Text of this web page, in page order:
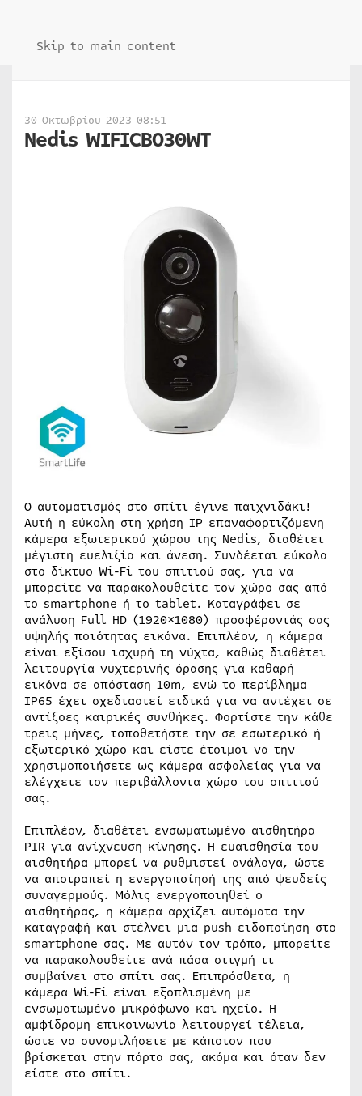
Skip to main content
30 Οκτωβρίου 2023 08:51
Nedis WIFICBO30WT
Ο αυτοματισμός στο σπίτι έγινε παιχνιδάκι!
Αυτή η εύκολη στη χρήση IP επαναφορτιζόμενη
κάμερα εξωτερικού χώρου της Nedis, διαθέτει
μέγιστη ευελιξία και άνεση. Συνδέεται εύκολα
στο δίκτυο Wi-Fi του σπιτιού σας, για να
μπορείτε να παρακολουθείτε τον χώρο σας από
το smartphone ή το tablet. Καταγράφει σε
ανάλυση Full HD (1920×1080) προσφέροντάς σας
υψηλής ποιότητας εικόνα. Επιπλέον, η κάμερα
είναι εξίσου ισχυρή τη νύχτα, καθώς διαθέτει
λειτουργία νυχτερινής όρασης για καθαρή
εικόνα σε απόσταση 10m, ενώ το περίβλημα
IP65 έχει σχεδιαστεί ειδικά για να αντέχει σε
αντίξοες καιρικές συνθήκες. Φορτίστε την κάθε
τρεις μήνες, τοποθετήστε την σε εσωτερικό ή
εξωτερικό χώρο και είστε έτοιμοι να την
χρησιμοποιήσετε ως κάμερα ασφαλείας για να
ελέγχετε τον περιβάλλοντα χώρο του σπιτιού
σας.
Επιπλέον, διαθέτει ενσωματωμένο αισθητήρα
PIR για ανίχνευση κίνησης. Η ευαισθησία του
αισθητήρα μπορεί να ρυθμιστεί ανάλογα, ώστε
να αποτραπεί η ενεργοποίησή της από ψευδείς
συναγερμούς. Μόλις ενεργοποιηθεί ο
αισθητήρας, η κάμερα αρχίζει αυτόματα την
καταγραφή και στέλνει μια push ειδοποίηση στο
smartphone σας. Με αυτόν τον τρόπο, μπορείτε
να παρακολουθείτε ανά πάσα στιγμή τι
συμβαίνει στο σπίτι σας. Επιπρόσθετα, η
κάμερα Wi-Fi είναι εξοπλισμένη με
ενσωματωμένο μικρόφωνο και ηχείο. Η
αμφίδρομη επικοινωνία λειτουργεί τέλεια,
ώστε να συνομιλήσετε με κάποιον που
βρίσκεται στην πόρτα σας, ακόμα και όταν δεν
είστε στο σπίτι.